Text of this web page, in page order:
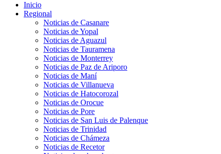
Inicio
Regional
Noticias de Casanare
Noticias de Yopal
Noticias de Aguazul
Noticias de Tauramena
Noticias de Monterrey
Noticias de Paz de Ariporo
Noticias de Maní
Noticias de Villanueva
Noticias de Hatocorozal
Noticias de Orocue
Noticias de Pore
Noticias de San Luis de Palenque
Noticias de Trinidad
Noticias de Chámeza
Noticias de Recetor